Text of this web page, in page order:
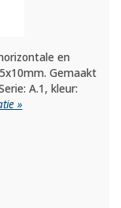
en
Gemaakt
A.1, kleur:
»